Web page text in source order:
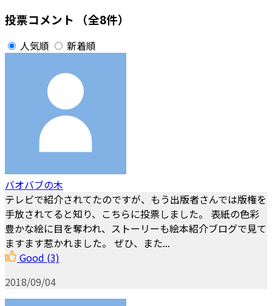
投票コメント （全8件）
人気順 新着順
バオバブの木
テレビで紹介されてたのですが、もう出版者さんでは版権を
手放されてると知り、こちらに投票しました。 表紙の色彩
豊かな絵に目を奪われ、ストーリーも絵本紹介ブログで見て
ますます惹かれました。 ぜひ、また...
Good (3)
2018/09/04